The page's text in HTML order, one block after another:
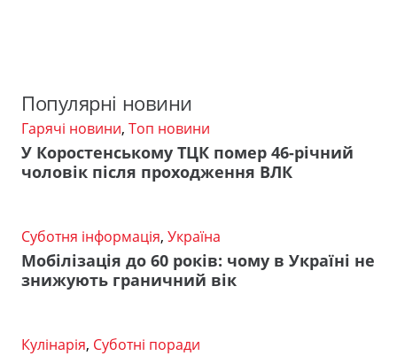
Популярні новини
Гарячі новини, Топ новини
У Коростенському ТЦК помер 46-річний
чоловік після проходження ВЛК
Суботня інформація, Україна
Мобілізація до 60 років: чому в Україні не
знижують граничний вік
Кулінарія, Суботні поради